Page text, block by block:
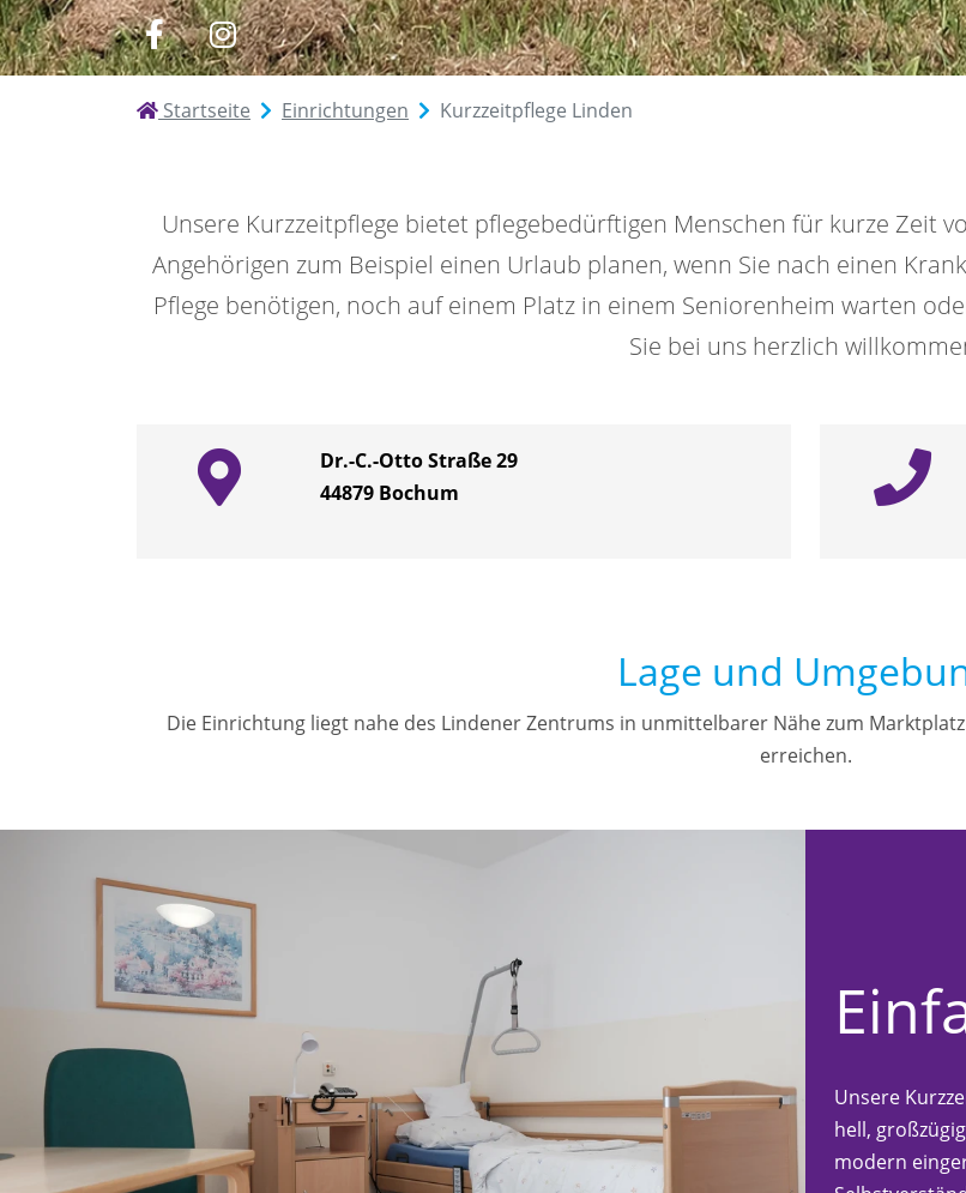
zu
Facebook
zu
Instagram
Startseite Einrichtungen Kurzzeitpflege Linden
Unsere Kurzzeitpflege bietet pflegebedürftigen Menschen für kurze Zeit
Angehörigen zum Beispiel einen Urlaub planen, wenn Sie nach einen
Pflege benötigen, noch auf einem Platz in einem Seniorenheim warten
Sie bei uns herzlich
Dr.-C.-Otto Straße 29
44879 Bochum
Lage und
Die Einrichtung liegt nahe des Lindener Zentrums in unmittelbarer Nähe zum
erreichen.
Unsere
hell,
modern